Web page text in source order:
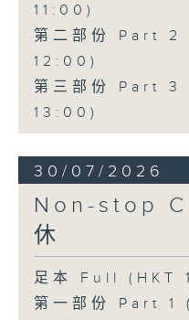
11:00)
第二部份 Part 2
12:00)
第三部份 Part
13:00)
30/07/2026
Non-stop
休
足本 Full (HKT
第一部份 Part